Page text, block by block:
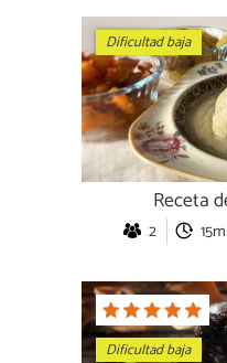
Dificultad baja
Receta
2 15m
Dificultad baja